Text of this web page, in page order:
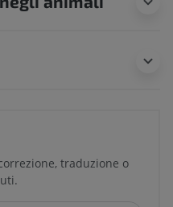
traduzione o